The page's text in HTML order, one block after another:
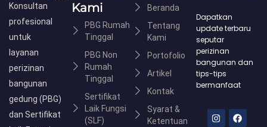
Konsultan
profesional
untuk
layanan
perizinan
bangunan
gedung (PBG)
dan Sertifikat
Kami
PBG Rumah
Tinggal
PBG Non
Rumah
Tinggal
Sertifikat
Laik Fungsi
(SLF)
Beranda
Tentang
Kami
Portofolio
Artikel
Kontak
Syarat &
Ketentuan
Dapatkan
update terbaru
seputar
perizinan
bangunan dan
tips-tips
bermanfaat
I
n
F
a
L
i
Y
o
T
i
W
h